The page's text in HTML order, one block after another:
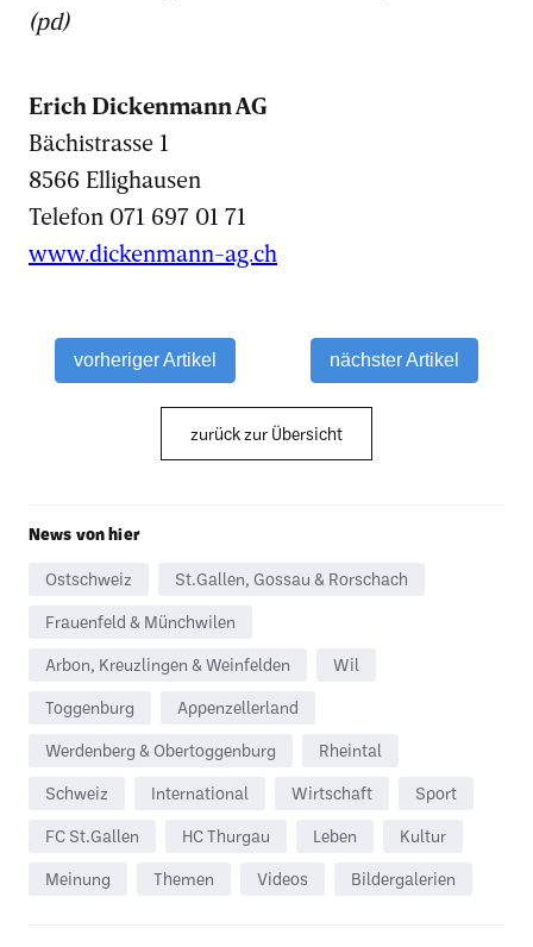
(pd)
Erich Dickenmann AG
Bächistrasse 1
8566 Ellighausen
Telefon 071 697 01 71
www.dickenmann-ag.ch
vorheriger Artikel nächster Artikel
zurück zur Übersicht
News von hier
Ostschweiz St.Gallen, Gossau & Rorschach
Frauenfeld & Münchwilen
Arbon, Kreuzlingen & Weinfelden Wil
Toggenburg Appenzellerland
Werdenberg & Obertoggenburg Rheintal
Schweiz International Wirtschaft Sport
FC St.Gallen HC Thurgau Leben Kultur
Meinung Themen Videos Bildergalerien